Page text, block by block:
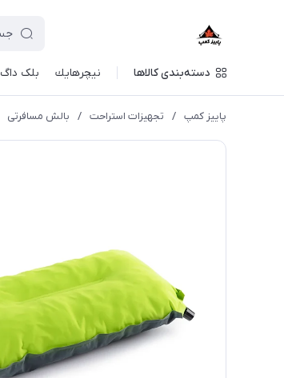
دسته‌بندی کالاها نيچرهايك بلک داگ
پاییز کمپ / تجهیزات استراحت / بالش مسافرتی